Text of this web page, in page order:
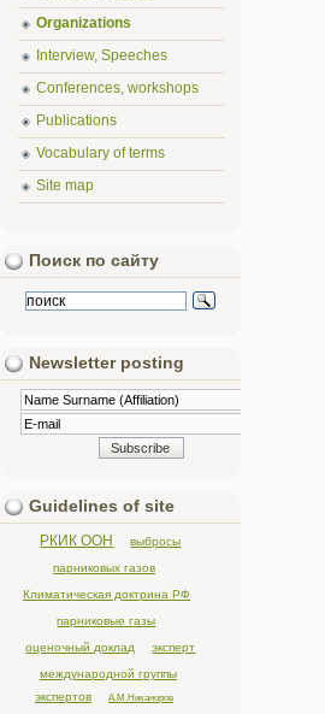
Organizations
Interview, Speeches
Conferences, workshops
Publications
Vocabulary of terms
Site map
Поиск по сайту
Newsletter posting
Guidelines of site
РКИК ООН
выбросы
парниковых газов
Климатическая доктрина РФ
парниковые газы
оценочный доклад
эксперт
международной группы
экспертов
А.М.Никаноров